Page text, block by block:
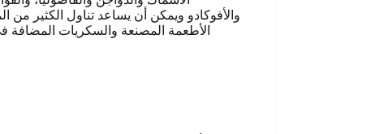
والأفوكادو ويمكن أن يساعد تناول الكثير
الأطعمة المصنعة والسكريات المضافة